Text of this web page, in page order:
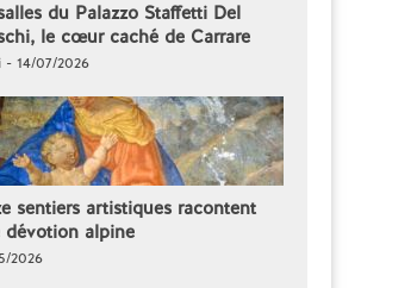
du Palazzo Staffetti Del
le cœur caché de Carrare
- 14/07/2026
sentiers artistiques racontent
dévotion alpine
2026